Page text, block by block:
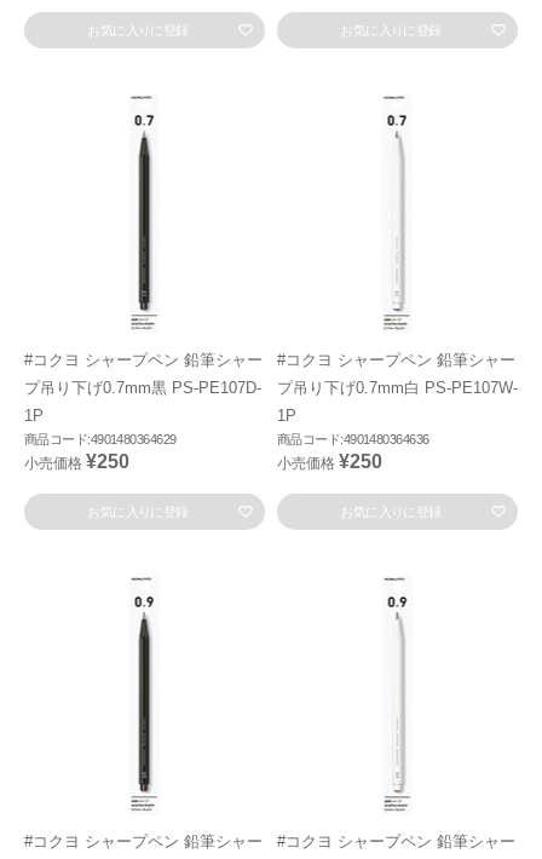
お気に入りに登録 お気に入りに登録
#コクヨ シャープペン 鉛筆シャー
プ吊り下げ0.7mm黒 PS-PE107D-
1P
商品コード:4901480364629
小売価格 ¥250
お気に入りに登録
#コクヨ シャープペン 鉛筆シャー
プ吊り下げ0.7mm白 PS-PE107W-
1P
商品コード:4901480364636
小売価格 ¥250
お気に入りに登録
#コクヨ シャープペン 鉛筆シャー
#コクヨ シャープペン 鉛筆シャー